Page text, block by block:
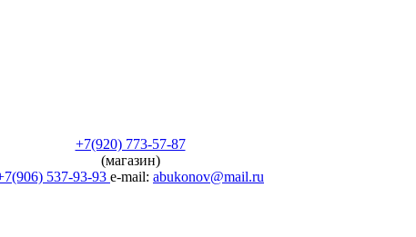
+7(920) 773-57-87
(магазин)
537-93-93 e-mail: abukonov@mail.ru